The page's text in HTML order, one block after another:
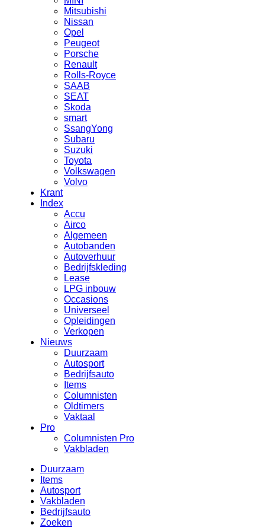
Mitsubishi
Nissan
Opel
Peugeot
Porsche
Renault
Rolls-Royce
SAAB
SEAT
Skoda
smart
SsangYong
Subaru
Suzuki
Toyota
Volkswagen
Volvo
Krant
Index
Accu
Airco
Algemeen
Autobanden
Autoverhuur
Bedrijfskleding
Lease
LPG inbouw
Occasions
Universeel
Opleidingen
Verkopen
Nieuws
Duurzaam
Autosport
Bedrijfsauto
Items
Columnisten
Oldtimers
Vaktaal
Pro
Columnisten Pro
Vakbladen
Duurzaam
Items
Autosport
Vakbladen
Bedrijfsauto
Zoeken